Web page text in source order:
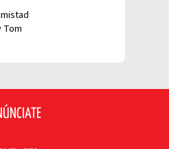
Tom